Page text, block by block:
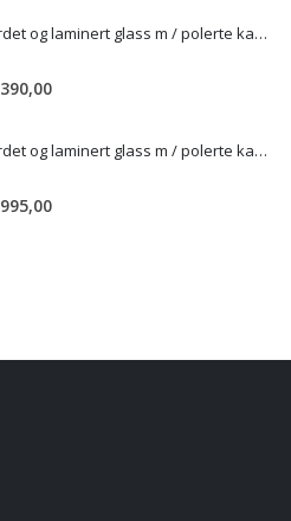
kr1835,00.
16,76 mm herdet og laminert glass m / polerte kanter
Nåværende
kr3390,00.
12,76 mm herdet og laminert glass m / polerte kanter)
Nåværende